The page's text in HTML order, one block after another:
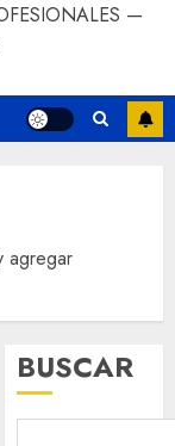
—
agregar
BUSCAR